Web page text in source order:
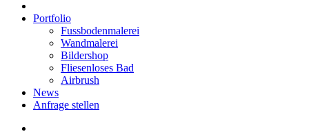
new
window
new
windowPortfolio
Fussbodenmalerei
Wandmalerei
Bildershop
Fliesenloses Bad
Airbrush
News
Anfrage stellen